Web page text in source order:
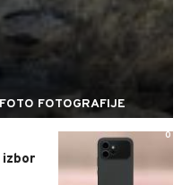
FOTOGRAFIJE
0